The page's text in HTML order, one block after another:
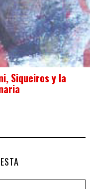
Siqueiros y la